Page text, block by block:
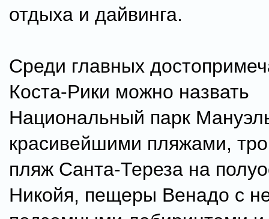
отдыха и дайвинга.
Среди главных
Коста-Рики можно назвать
Национальный парк
красивейшими пляжами,
пляж Санта-Тереза на
Никойя, пещеры Венадо с